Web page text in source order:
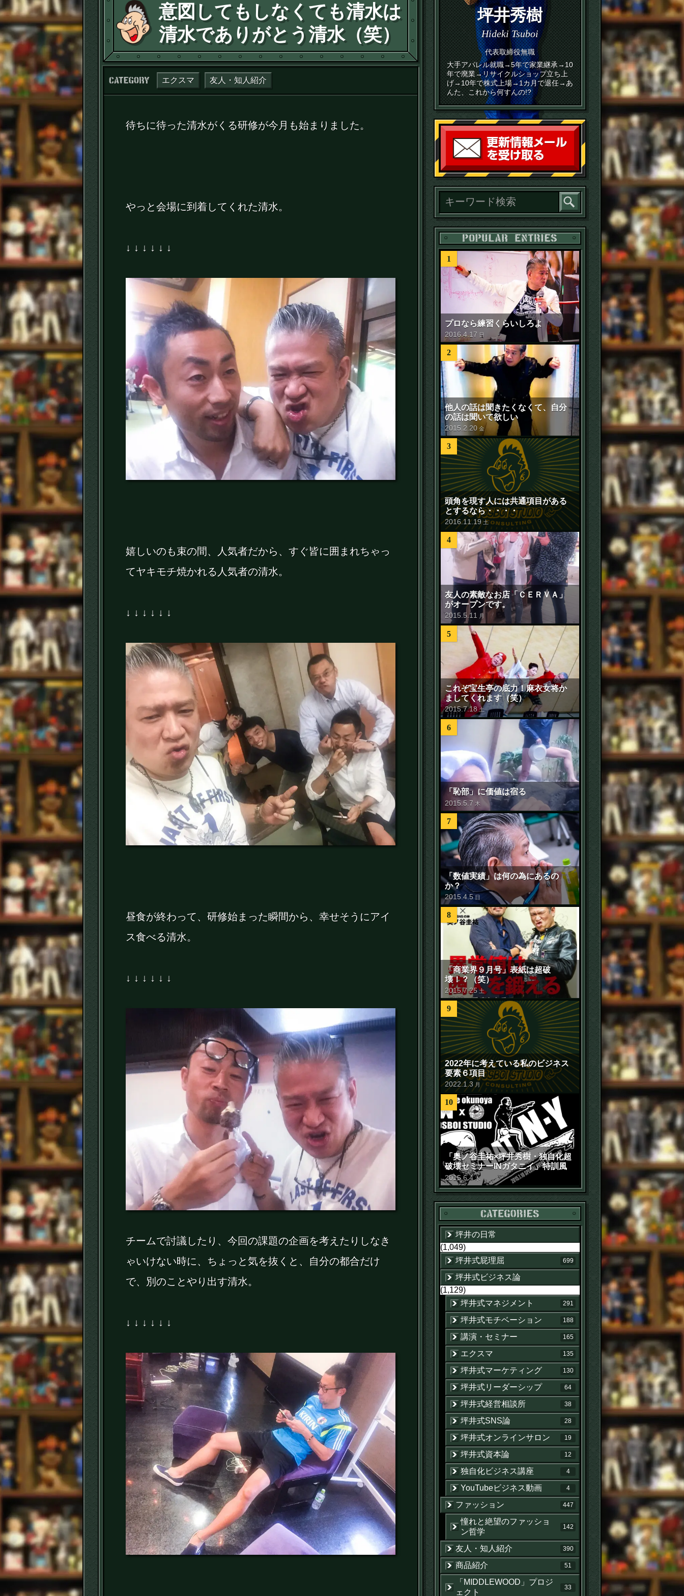
意図してもしなくても清水は
清水でありがとう清水（笑）
カテゴリー：
エクスマ 友人・知人紹介
待ちに待った清水がくる研修が今月も始まりました。
やっと会場に到着してくれた清水。
↓ ↓ ↓ ↓ ↓ ↓
嬉しいのも束の間、人気者だから、すぐ皆に囲まれちゃっ
てヤキモチ焼かれる人気者の清水。
↓ ↓ ↓ ↓ ↓ ↓
昼食が終わって、研修始まった瞬間から、幸せそうにアイ
ス食べる清水。
↓ ↓ ↓ ↓ ↓ ↓
チームで討議したり、今回の課題の企画を考えたりしなき
ゃいけない時に、ちょっと気を抜くと、自分の都合だけ
で、別のことやり出す清水。
↓ ↓ ↓ ↓ ↓ ↓
坪井秀樹
Hideki Tsuboi
代表取締役無職
大手アパレル就職→5年で家業継承→10
年で廃業→リサイクルショップ立ち上
げ→10年で株式上場→1カ月で退任→あ
んた、これから何すんの!?
読者登録
POPULAR ENTRIES
1
プロなら練習くらいしろよ
2016 .4.17 日
2
他人の話は聞きたくなくて、自分
の話は聞いて欲しい
2015 2 20 金
3
頭角を現す人には共通項目がある
とするなら・・・・
2016.11.19 土
4
友人の素敵なお店「ＣＥＲＶＡ」
がオープンです。
2015 5.11 月
5
これぞ宝生亭の底力！麻衣女将か
ましてくれます（笑）
2015.7.18 土
6
「恥部」に価値は宿る
2015 .5 .7 木
7
「数値実績」は何の為にあるの
か？
2015 .4.5 日
8
「商業界９月号」表紙は超破
壊！？（笑）
2015.7.25 土
9
2022年に考えている私のビジネス
要素６項目
2022.1 .3 月
10
「奥ノ谷圭祐×坪井秀樹・独自化超
破壊セミナーINガタニイ」特訓風
景動画（苦笑）
2015.6.4 木
カテゴリー
坪井の日常
(1,049)
坪井式屁理屈
699
坪井式ビジネス論
(1,129)
坪井式マネジメント
291
坪井式モチベーション 188
講演・セミナー 165
エクスマ 135
坪井式マーケティング 130
坪井式リーダーシップ 64
坪井式経営相談所 38
坪井式SNS論 28
坪井式オンラインサロン 19
坪井式資本論 12
独自化ビジネス講座 4
YouTubeビジネス動画 4
ファッション 447
憧れと絶望のファッショ
ン哲学
142
友人・知人紹介 390
商品紹介 51
「MIDDLEWOOD」プロジ
ェクト
33